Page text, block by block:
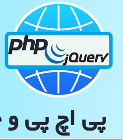
پی اچ پی